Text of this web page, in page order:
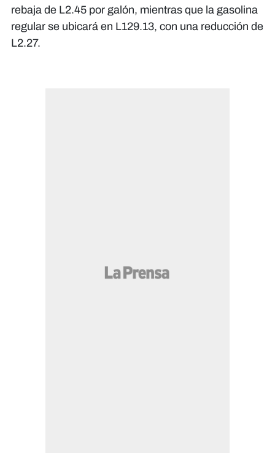
rebaja de L2.45 por galón, mientras que la gasolina
regular se ubicará en L129.13, con una reducción de
L2.27.